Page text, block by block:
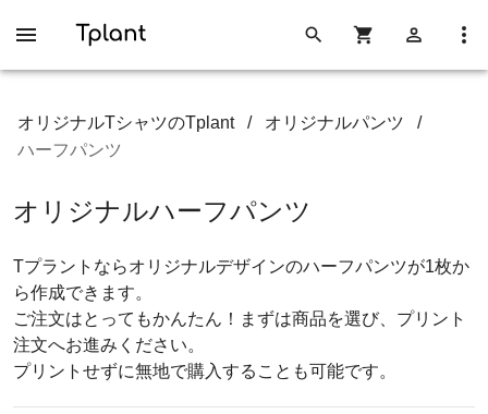
オリジナルTシャツのTplant / オリジナルパンツ
/
ハーフパンツ
オリジナルハーフパンツ
Tプラントならオリジナルデザインのハーフパンツが1枚か
ら作成できます。
ご注文はとってもかんたん！まずは商品を選び、プリント
注文へお進みください。
プリントせずに無地で購入することも可能です。